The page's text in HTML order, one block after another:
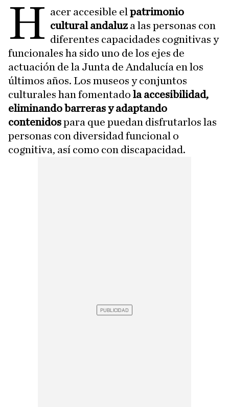
H acer accesible elpatrimonio
cultural andaluza las personas con
diferentes capacidades cognitivas y
funcionales ha sido uno de los ejes de
actuación de la Junta de Andalucía en los
últimos años. Los museos y conjuntos
culturales han fomentado la accesibilidad,
eliminando barreras y adaptando
contenidospara que puedan disfrutarlos las
personas con diversidad funcional o
cognitiva, así como con discapacidad.